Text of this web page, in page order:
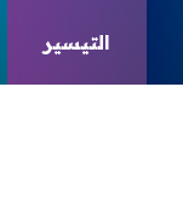
التيسير